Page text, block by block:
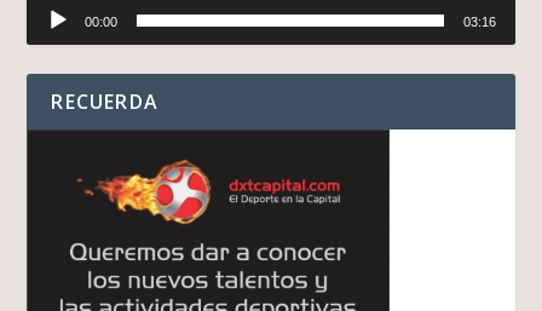
Reproductor
audio
00:00 03:16
RECUERDA